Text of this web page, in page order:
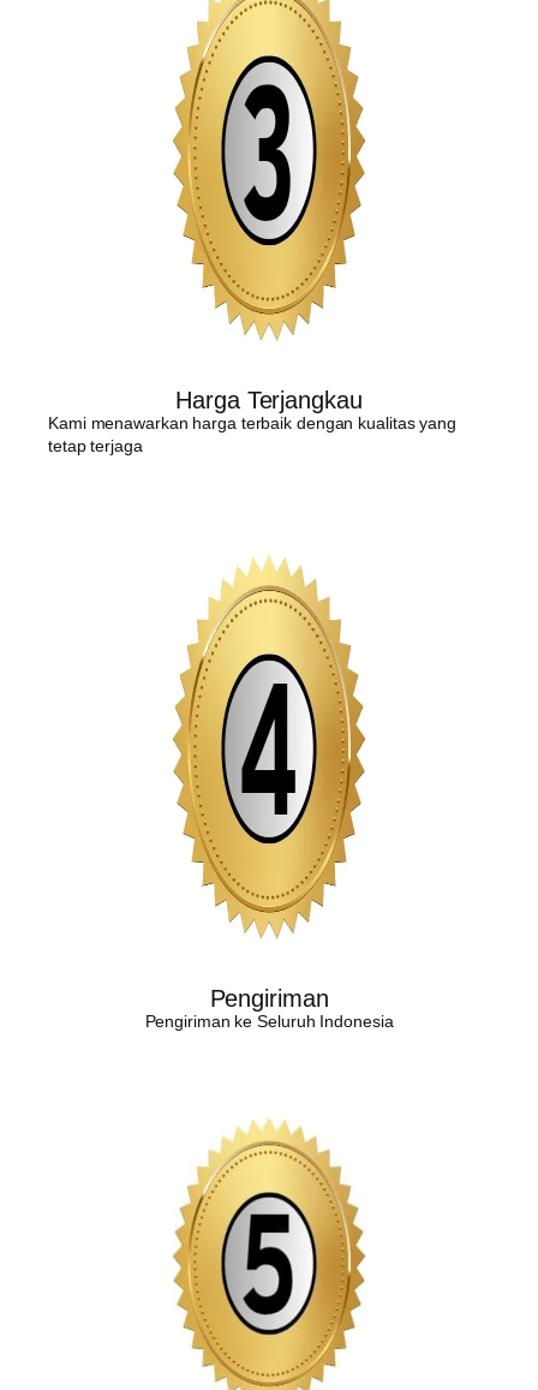
Harga Terjangkau
Kami menawarkan harga terbaik dengan kualitas yang
tetap terjaga
Pengiriman
Pengiriman ke Seluruh Indonesia